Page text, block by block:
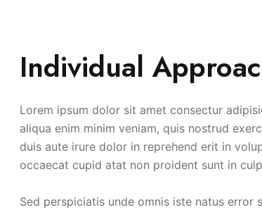
Individual
Lorem ipsum dolor sit amet consectur
aliqua enim minim veniam, quis nostrud
duis aute irure dolor in reprehend erit in
occaecat cupid atat non proident sunt in
Sed perspiciatis unde omnis iste natus